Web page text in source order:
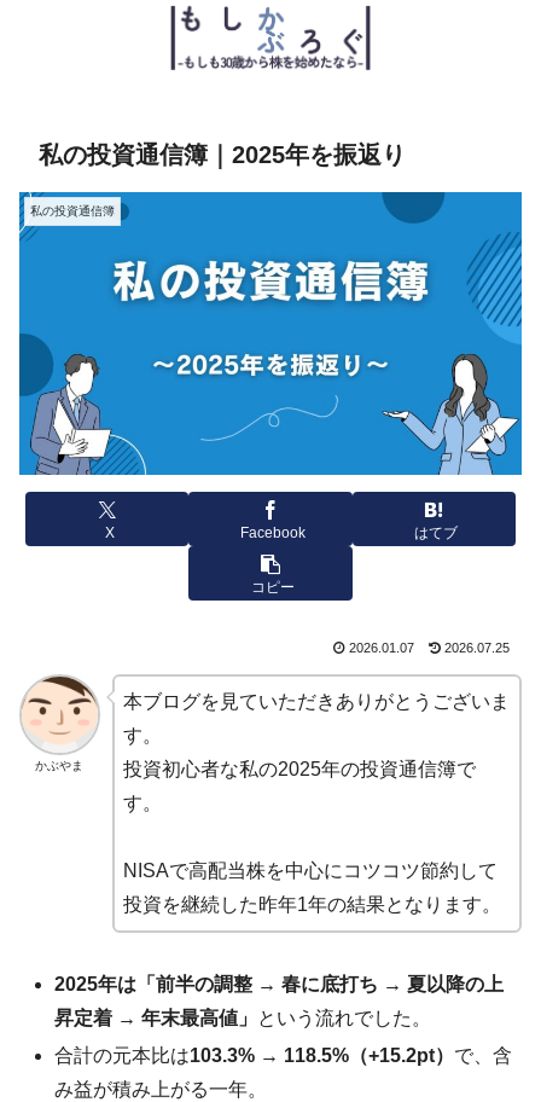
私の投資通信簿｜2025年を振返り
私の投資通信簿
X Facebook はてブ
コピー
2026.01.07 2026.07.25
かぶやま
本ブログを見ていただきありがとうございま
す。
投資初心者な私の2025年の投資通信簿で
す。
NISAで高配当株を中心にコツコツ節約して
投資を継続した昨年1年の結果となります。
2025年は「前半の調整 → 春に底打ち → 夏以降の上
昇定着 → 年末最高値」 という流れでした。
合計の元本比は103.3% → 118.5%（+15.2pt） で、含
み益が積み上がる一年。